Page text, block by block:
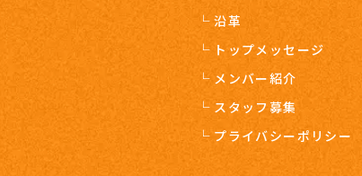
沿革
トップメッセージ
メンバー紹介
スタッフ募集
プライバシーポリシー